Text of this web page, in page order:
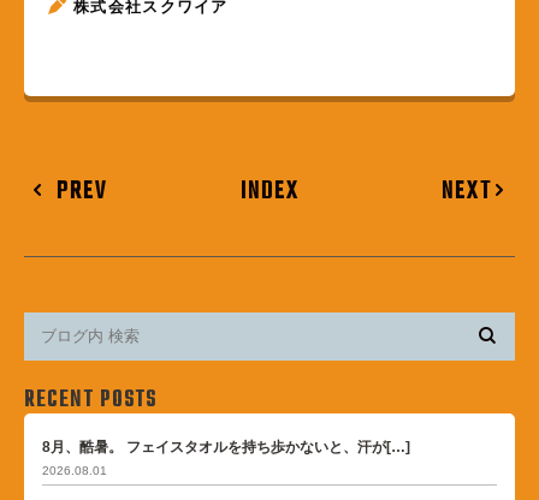
株式会社スクワイア
PREV INDEX NEXT
RECENT POSTS
8月、酷暑。 フェイスタオルを持ち歩かないと、汗が[…]
2026.08.01